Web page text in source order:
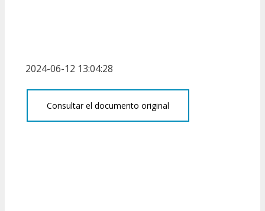
2024-06-12 13:04:28
Consultar el documento original